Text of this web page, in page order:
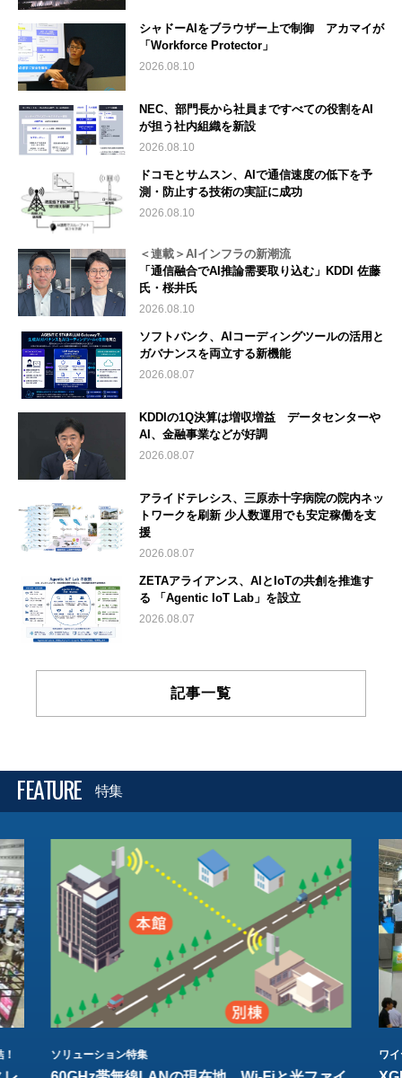
シャドーAIをブラウザー上で制御 アカマイが
「Workforce Protector」
2026.08.10
NEC、部門長から社員まですべての役割をAI
が担う社内組織を新設
2026.08.10
ドコモとサムスン、AIで通信速度の低下を予
測・防止する技術の実証に成功
2026.08.10
＜連載＞AIインフラの新潮流
「通信融合でAI推論需要取り込む」KDDI 佐藤
氏・桜井氏
2026.08.10
ソフトバンク、AIコーディングツールの活用と
ガバナンスを両立する新機能
2026.08.07
KDDIの1Q決算は増収増益 データセンターや
AI、金融事業などが好調
2026.08.07
アライドテレシス、三原赤十字病院の院内ネッ
トワークを刷新 少人数運用でも安定稼働を支
援
2026.08.07
ZETAアライアンス、AIとIoTの共創を推進す
る 「Agentic IoT Lab」を設立
2026.08.07
記事一覧
FEATURE 特集
ソリューション特集 ワ